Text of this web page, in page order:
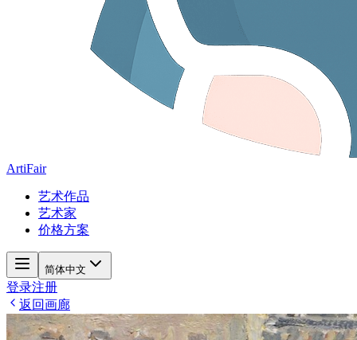
ArtiFair
艺术作品
艺术家
价格方案
简体中文
登录注册
返回画廊